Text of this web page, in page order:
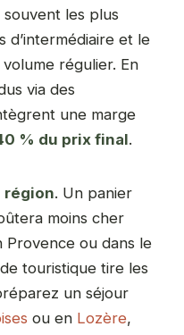
souvent les plus
d’intermédiaire et le
régulier. En
via des
une marge
% du prix final.
région. Un panier
moins cher
Provence ou dans le
touristique tire les
un séjour
ou en Lozère,